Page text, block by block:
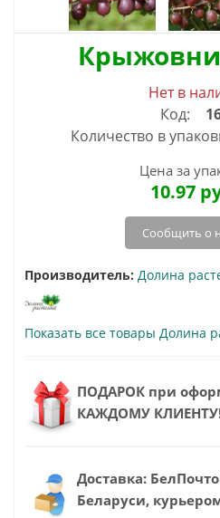
Нет в
Код:
Количество в
Цена за
10.97
Сообщить о
Производитель: Долина
Показать все товары Долина
ПОДАРОК при
КАЖДОМУ
Доставка:
Беларуси,